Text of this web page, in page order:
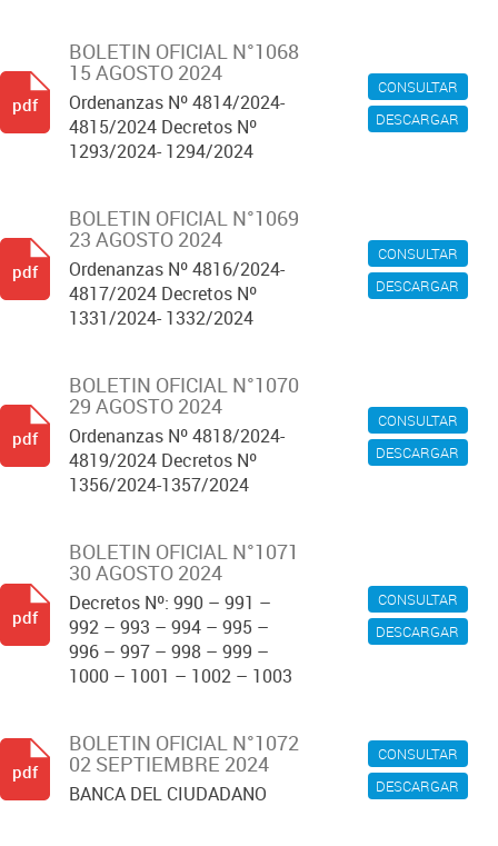
CONSULTAR
DESCARGAR
BOLETIN OFICIAL N°1068
15 AGOSTO 2024
Ordenanzas Nº 4814/2024-
4815/2024 Decretos Nº
1293/2024- 1294/2024
pdf
CONSULTAR
DESCARGAR
BOLETIN OFICIAL N°1069
23 AGOSTO 2024
Ordenanzas Nº 4816/2024-
4817/2024 Decretos Nº
1331/2024- 1332/2024
pdf
CONSULTAR
DESCARGAR
BOLETIN OFICIAL N°1070
29 AGOSTO 2024
Ordenanzas Nº 4818/2024-
4819/2024 Decretos Nº
1356/2024-1357/2024
pdf
CONSULTAR
DESCARGAR
BOLETIN OFICIAL N°1071
30 AGOSTO 2024
Decretos Nº: 990 – 991 –
992 – 993 – 994 – 995 –
996 – 997 – 998 – 999 –
1000 – 1001 – 1002 – 1003
pdf
CONSULTAR
DESCARGAR
BOLETIN OFICIAL N°1072
02 SEPTIEMBRE 2024
BANCA DEL CIUDADANO
pdf